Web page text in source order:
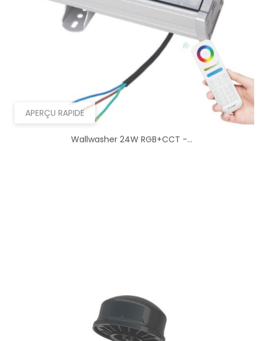
Wallwasher 24W RGB+CCT -...